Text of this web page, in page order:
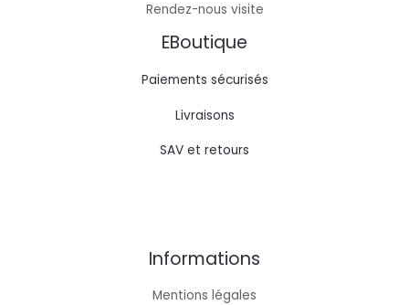
Rendez-nous visite
EBoutique
Paiements sécurisés
Livraisons
SAV et retours
Informations
Mentions légales